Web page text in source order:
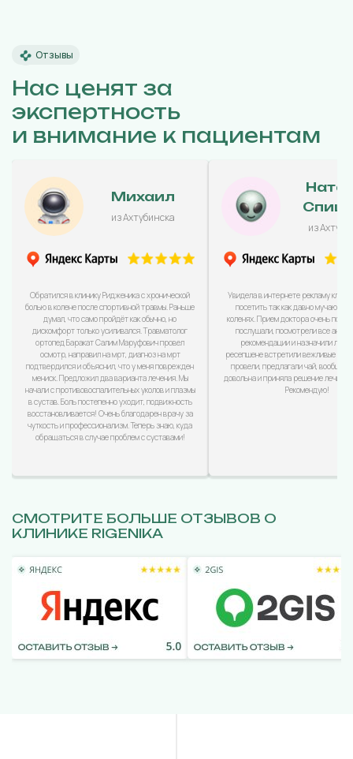
Отзывы
Нас ценят за
экспертность
и внимание к пациентам
Михаил
из Ахтубинска
Обратился в клинику Ридженика с хронической
болью в колене после спортивной травмы. Раньше
думал, что само пройдёт как обычно, но
дискомфорт только усиливался. Травматолог
ортопед Баракат Салим Маруфович провел
осмотр, направил на мрт, диагноз на мрт
подтвердился и объяснил, что у меня поврежден
мениск. Предложил два варианта лечения. Мы
начали с противовоспалительных уколов и плазмы
в сустав. Боль постепенно уходит, подвижность
восстановливается! Очень благодарен врачу за
чуткость и профессионализм. Теперь знаю, куда
обращаться в случае проблем с суставами!
из
Увидела в интернете рекламу
посетить так как давно мучаюсь
коленях. Прием доктора очень
послушали, посмотрели все
рекомендации и назначили
ресепшене встретили вежливые
провели, предлагали чай, вообщем
довольна и приняла решение
Рекомендую!
СМОТРИТЕ БОЛЬШЕ ОТЗЫВОВ О
КЛИНИКЕ RIGENIKA